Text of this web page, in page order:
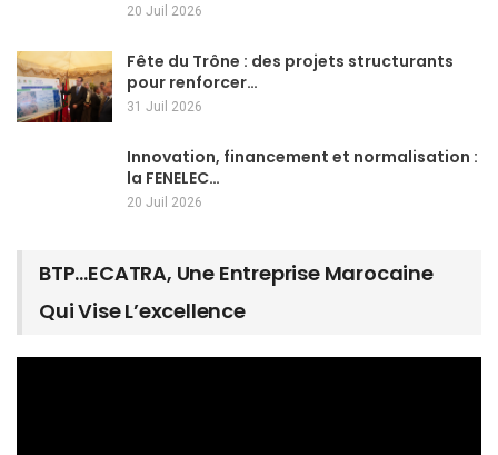
20 Juil 2026
Fête du Trône : des projets structurants
pour renforcer…
31 Juil 2026
Innovation, financement et normalisation :
la FENELEC…
20 Juil 2026
BTP…ECATRA, Une Entreprise Marocaine
Qui Vise L’excellence